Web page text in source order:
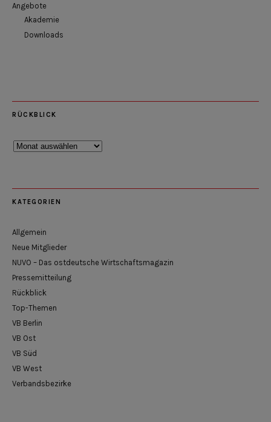
Angebote
Akademie
Downloads
RÜCKBLICK
Rückblick
KATEGORIEN
Allgemein
Neue Mitglieder
NUVO – Das ostdeutsche Wirtschaftsmagazin
Pressemitteilung
Rückblick
Top-Themen
VB Berlin
VB Ost
VB Süd
VB West
Verbandsbezirke